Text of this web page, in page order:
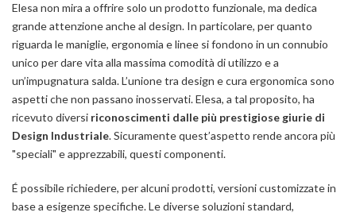
Elesa non mira a offrire solo un prodotto funzionale, ma dedica
grande attenzione anche al design. In particolare, per quanto
riguarda le maniglie, ergonomia e linee si fondono in un connubio
unico per dare vita alla massima comodità di utilizzo e a
un’impugnatura salda. L’unione tra design e cura ergonomica sono
aspetti che non passano inosservati. Elesa, a tal proposito, ha
ricevuto diversi riconoscimenti dalle più prestigiose giurie di
Design Industriale. Sicuramente quest’aspetto rende ancora più
"speciali" e apprezzabili, questi componenti.
É possibile richiedere, per alcuni prodotti, versioni customizzate in
base a esigenze specifiche. Le diverse soluzioni standard,